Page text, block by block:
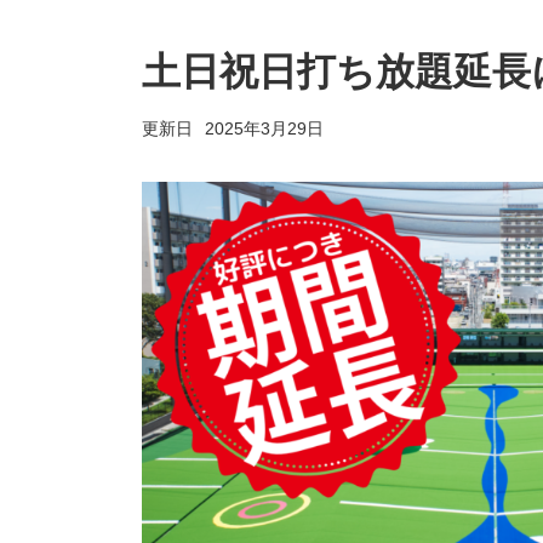
土日祝日打ち放題延
2025年3月29日